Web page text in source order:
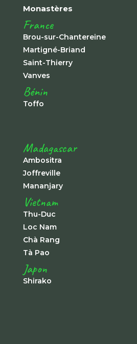
Monastères
France
Brou-sur-Chantereine
Martigné-Briand
Saint-Thierry
Vanves
Bénin
Toffo
Madagascar
Ambositra
Joffreville
Mananjary
Vietnam
Thu-Duc
Loc Nam
Chà Rang
Tà Pao
Japon
Shirako